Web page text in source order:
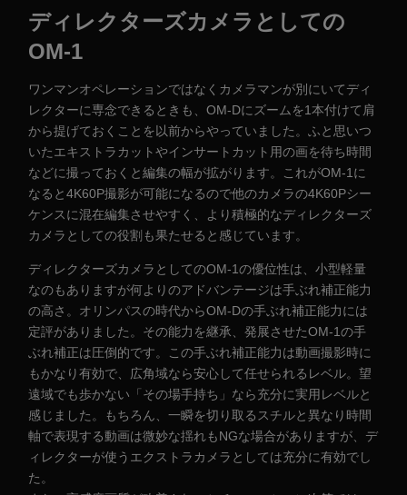
ディレクターズカメラとしての
OM-1
ワンマンオペレーションではなくカメラマンが別にいてディ
レクターに専念できるときも、OM-Dにズームを1本付けて肩
から提げておくことを以前からやっていました。ふと思いつ
いたエキストラカットやインサートカット用の画を待ち時間
などに撮っておくと編集の幅が拡がります。これがOM-1に
なると4K60P撮影が可能になるので他のカメラの4K60Pシー
ケンスに混在編集させやすく、より積極的なディレクターズ
カメラとしての役割も果たせると感じています。
ディレクターズカメラとしてのOM-1の優位性は、小型軽量
なのもありますが何よりのアドバンテージは手ぶれ補正能力
の高さ。オリンパスの時代からOM-Dの手ぶれ補正能力には
定評がありました。その能力を継承、発展させたOM-1の手
ぶれ補正は圧倒的です。この手ぶれ補正能力は動画撮影時に
もかなり有効で、広角域なら安心して任せられるレベル。望
遠域でも歩かない「その場手持ち」なら充分に実用レベルと
感じました。もちろん、一瞬を切り取るスチルと異なり時間
軸で表現する動画は微妙な揺れもNGな場合がありますが、デ
ィレクターが使うエクストラカメラとしては充分に有効でし
た。